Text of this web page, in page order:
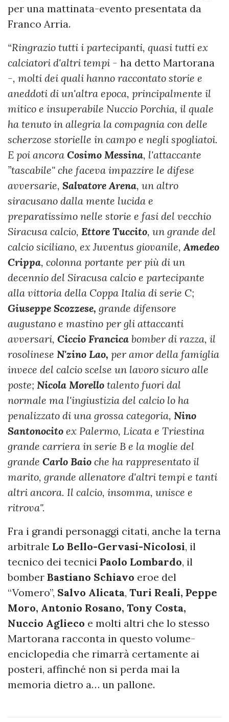
per una mattinata-evento presentata da
Franco Arria.
“Ringrazio tutti i partecipanti, quasi tutti ex
calciatori d'altri tempi - ha detto Martorana
-, molti dei quali hanno raccontato storie e
aneddoti di un'altra epoca, principalmente il
mitico e insuperabile Nuccio Porchia, il quale
ha tenuto in allegria la compagnia con delle
scherzose storielle in campo e negli spogliatoi.
E poi ancora Cosimo Messina, l'attaccante
”tascabile" che faceva impazzire le difese
avversarie, Salvatore Arena, un altro
siracusano dalla mente lucida e
preparatissimo nelle storie e fasi del vecchio
Siracusa calcio, Ettore Tuccito, un grande del
calcio siciliano, ex Juventus giovanile, Amedeo
Crippa, colonna portante per più di un
decennio del Siracusa calcio e partecipante
alla vittoria della Coppa Italia di serie C;
Giuseppe Scozzese, grande difensore
augustano e mastino per gli attaccanti
avversari, Ciccio Francica bomber di razza, il
rosolinese N'zino Lao, per amor della famiglia
invece del calcio scelse un lavoro sicuro alle
poste; Nicola Morello talento fuori dal
normale ma l'ingiustizia del calcio lo ha
penalizzato di una grossa categoria, Nino
Santonocito ex Palermo, Licata e Triestina
grande carriera in serie B e la moglie del
grande Carlo Baio che ha rappresentato il
marito, grande allenatore d'altri tempi e tanti
altri ancora. Il calcio, insomma, unisce e
ritrova".
Fra i grandi personaggi citati, anche la terna
arbitrale Lo Bello-Gervasi-Nicolosi, il
tecnico dei tecnici Paolo Lombardo, il
bomber Bastiano Schiavo eroe del
“Vomero”, Salvo Alicata, Turi Reali, Peppe
Moro, Antonio Rosano, Tony Costa,
Nuccio Aglieco e molti altri che lo stesso
Martorana racconta in questo volume-
enciclopedia che rimarrà certamente ai
posteri, affinché non si perda mai la
memoria dietro a… un pallone.